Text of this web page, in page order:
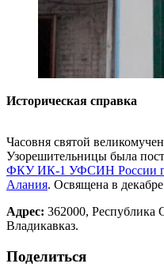
Историческая справка
Часовня святой
Узорешительницы была
ФКУИК-1 УФСИН России
Алания. Освящена в
Адрес: 362000, Республика
Владикавказ.
Поделиться